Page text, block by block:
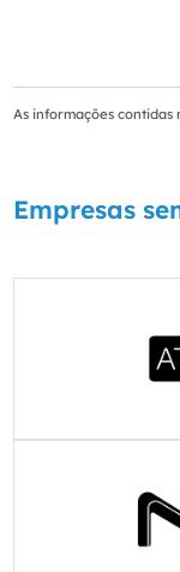
As informações contidas
Empresas